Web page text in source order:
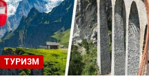
ТУРИЗМ